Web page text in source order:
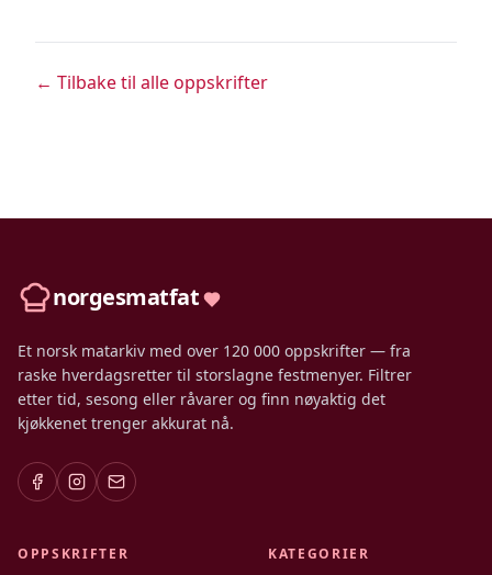
← Tilbake til alle oppskrifter
norgesmatfat
Et norsk matarkiv med over 120 000 oppskrifter — fra
raske hverdagsretter til storslagne festmenyer. Filtrer
etter tid, sesong eller råvarer og finn nøyaktig det
kjøkkenet trenger akkurat nå.
OPPSKRIFTER KATEGORIER